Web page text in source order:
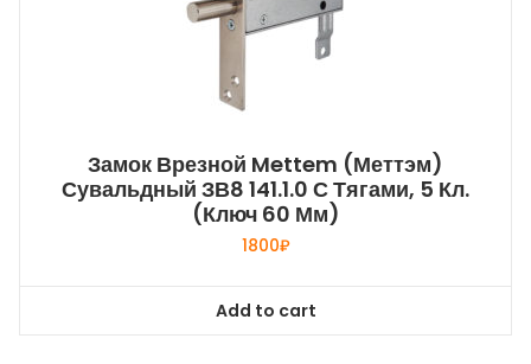
Замок Врезной Mettem (Меттэм)
Сувальдный ЗВ8 141.1.0 С Тягами, 5 Кл.
(ключ 60 Мм)
1800₽
Add to cart